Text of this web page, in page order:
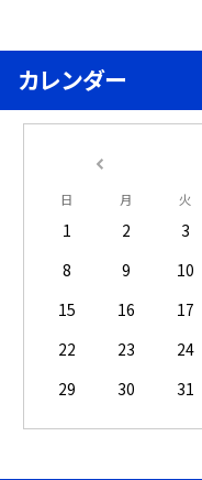
カレンダー
日 月 火
1 2 3
8
9 10
15
16 17
22
23 24
29
30 31